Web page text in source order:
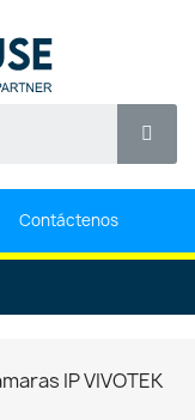
Contáctenos
IP VIVOTEK